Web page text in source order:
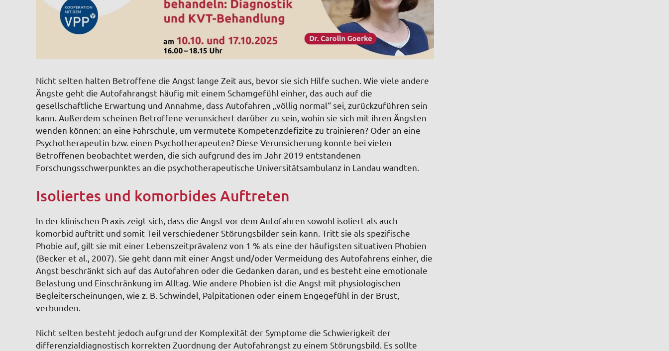
Nicht selten halten Betroffene die Angst lange Zeit aus, bevor sie sich Hilfe suchen. Wie viele andere
Ängste geht die Autofahrangst häufig mit einem Schamgefühl einher, das auch auf die
gesellschaftliche Erwartung und Annahme, dass Autofahren „völlig normal“ sei, zurückzuführen sein
kann. Außerdem scheinen Betroffene verunsichert darüber zu sein, wohin sie sich mit ihren Ängsten
wenden können: an eine Fahrschule, um vermutete Kompetenzdefizite zu trainieren? Oder an eine
Psychotherapeutin bzw. einen Psychotherapeuten? Diese Verunsicherung konnte bei vielen
Betroffenen beobachtet werden, die sich aufgrund des im Jahr 2019 entstandenen
Forschungsschwerpunktes an die psychotherapeutische Universitätsambulanz in Landau wandten.
Isoliertes und komorbides Auftreten
In der klinischen Praxis zeigt sich, dass die Angst vor dem Autofahren sowohl isoliert als auch
komorbid auftritt und somit Teil verschiedener Störungsbilder sein kann. Tritt sie als spezifische
Phobie auf, gilt sie mit einer Lebenszeitprävalenz von 1 % als eine der häufigsten situativen Phobien
(Becker et al., 2007). Sie geht dann mit einer Angst und/oder Vermeidung des Autofahrens einher, die
Angst beschränkt sich auf das Autofahren oder die Gedanken daran, und es besteht eine emotionale
Belastung und Einschränkung im Alltag. Wie andere Phobien ist die Angst mit physiologischen
Begleiterscheinungen, wie z. B. Schwindel, Palpitationen oder einem Engegefühl in der Brust,
verbunden.
Nicht selten besteht jedoch aufgrund der Komplexität der Symptome die Schwierigkeit der
differenzialdiagnostisch korrekten Zuordnung der Autofahrangst zu einem Störungsbild. Es sollte